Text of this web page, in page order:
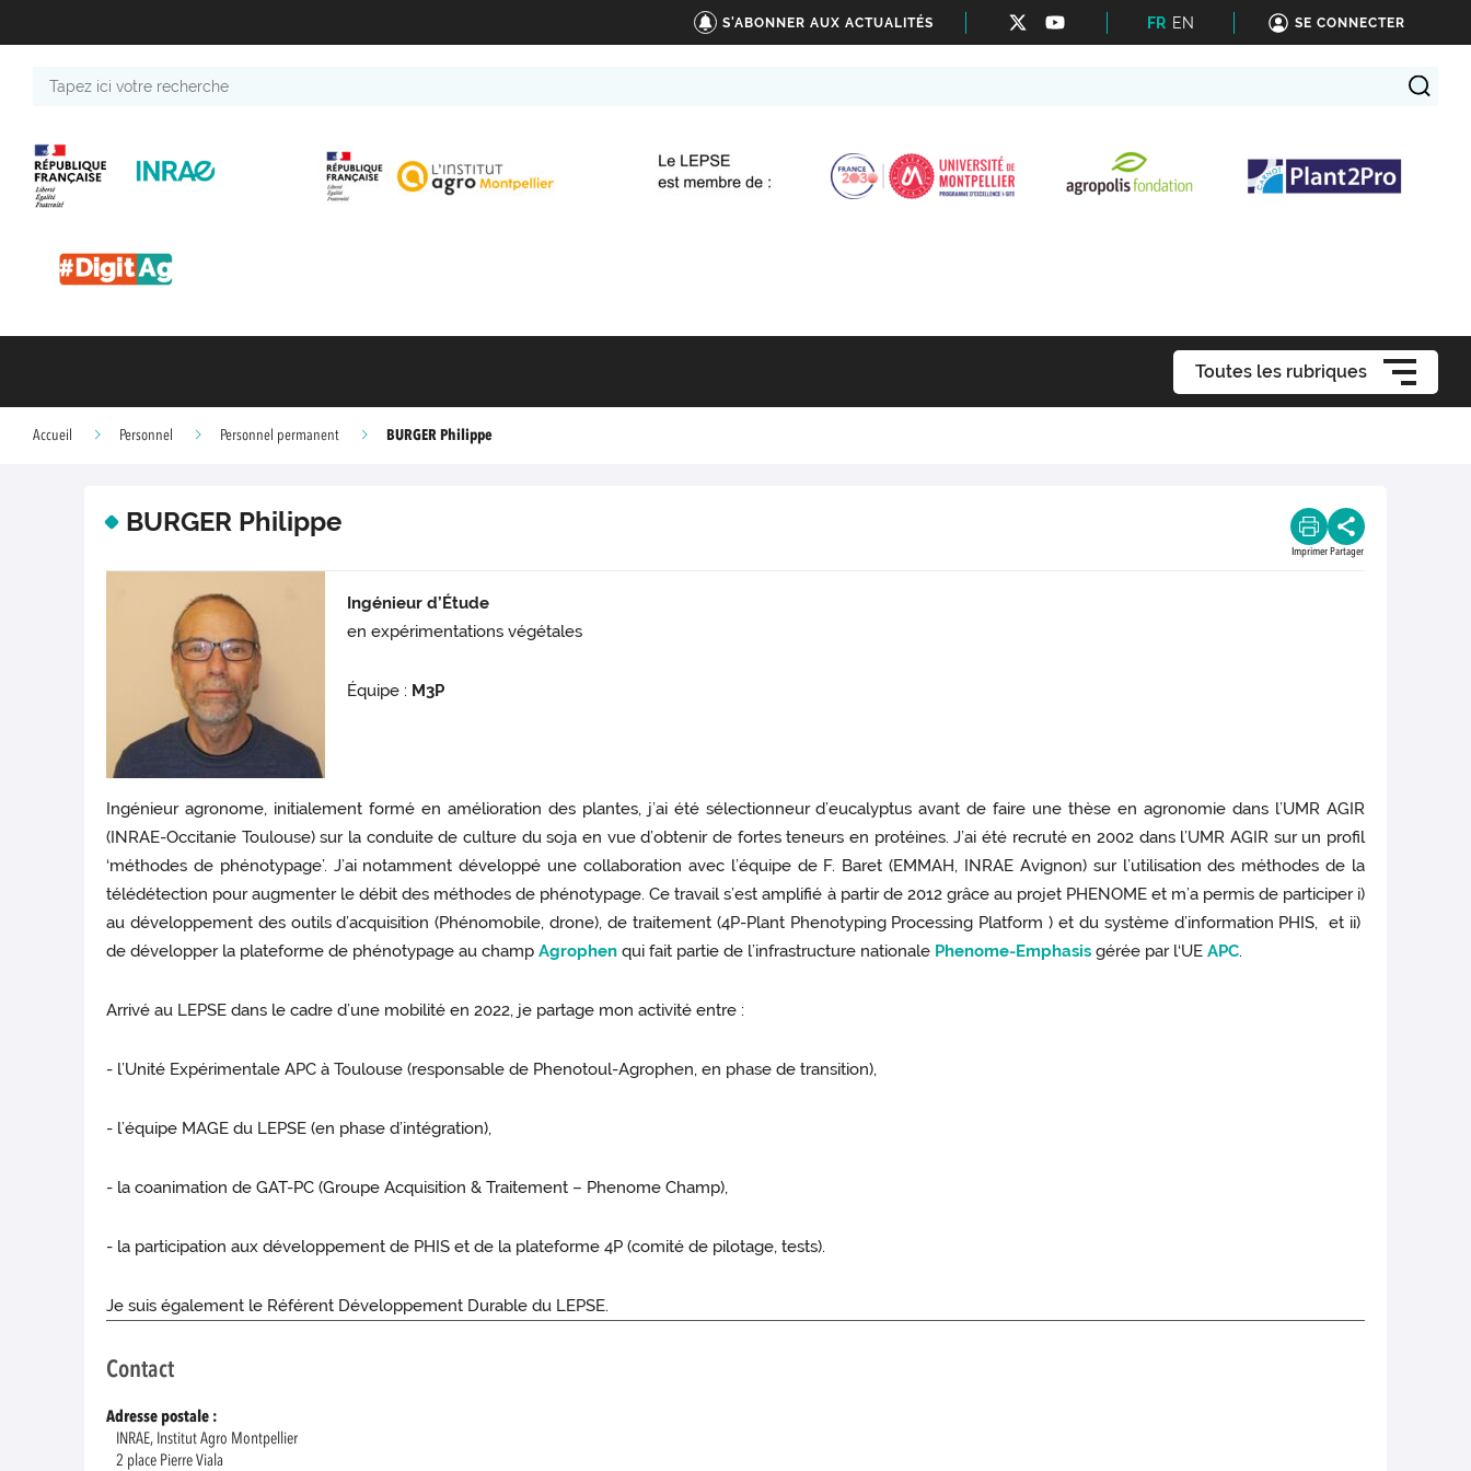
S'ABONNER AUX ACTUALITÉS FR EN SE CONNECTER
Toutes les rubriques
Accueil Personnel Personnel permanent BURGER Philippe
BURGER Philippe
Imprimer Partager
Ingénieur d’Étude
en expérimentations végétales
Équipe : M3P
Ingénieur agronome, initialement formé en amélioration des plantes, j’ai été sélectionneur d’eucalyptus avant de faire une thèse en agronomie dans l’UMR AGIR
(INRAE-Occitanie Toulouse) sur la conduite de culture du soja en vue d’obtenir de fortes teneurs en protéines. J’ai été recruté en 2002 dans l’UMR AGIR sur un profil
‘méthodes de phénotypage’. J’ai notamment développé une collaboration avec l’équipe de F. Baret (EMMAH, INRAE Avignon) sur l’utilisation des méthodes de la
télédétection pour augmenter le débit des méthodes de phénotypage. Ce travail s’est amplifié à partir de 2012 grâce au projet PHENOME et m’a permis de participer i)
au développement des outils d’acquisition (Phénomobile, drone), de traitement (4P-Plant Phenotyping Processing Platform ) et du système d’information PHIS, et ii)
de développer la plateforme de phénotypage au champAgrophen qui fait partie de l’infrastructure nationale Phenome-Emphasis gérée par l‘UEAPC.
Arrivé au LEPSE dans le cadre d’une mobilité en 2022, je partage mon activité entre :
- l’Unité Expérimentale APC à Toulouse (responsable de Phenotoul-Agrophen, en phase de transition),
- l’équipe MAGE du LEPSE (en phase d’intégration),
- la coanimation de GAT-PC (Groupe Acquisition & Traitement – Phenome Champ),
- la participation aux développement de PHIS et de la plateforme 4P (comité de pilotage, tests).
Je suis également le Référent Développement Durable du LEPSE.
Contact
Adresse postale :
INRAE, Institut Agro Montpellier
2 place Pierre Viala